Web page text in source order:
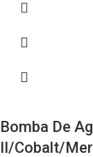
Bomba De
II/Cobalt/